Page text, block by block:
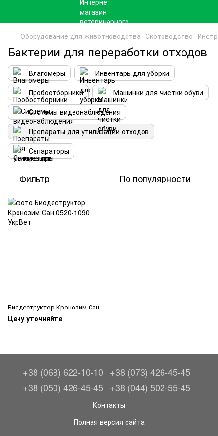
Оборудование для животноводства Скотоводство
Бактерии для переработки отходов
Влагомеры
Инвентарь для уборки
Пробоотборники
Машинки для чистки обуви
Системы видеонаблюдения
Препараты для утилизации отходов
Сепараторы
Фильтр По популярности
Биодеструктор Кронозим Сан
Цену уточняйте
+38 (068) 622-10-10
+38 (073) 426-45-45
+38 (050) 426-45-45
+38 (044) 502-55-45
Контакты
Полная версия сайта